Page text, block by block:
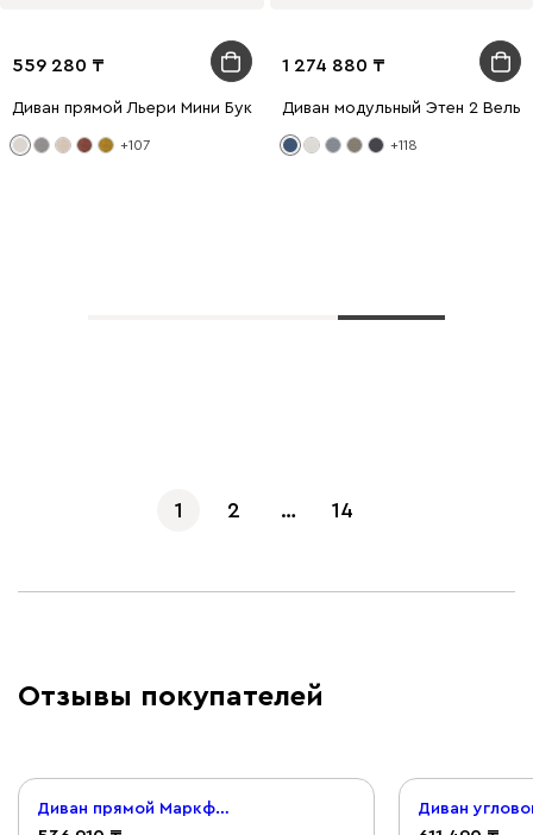
559 280
Диван прямой Льери Мини Букле Молочный
+107
1 274 880
Диван модульный Этен 2
+118
1 2 … 14
Отзывы покупателей
Диван прямой Маркфул Велюр Серый